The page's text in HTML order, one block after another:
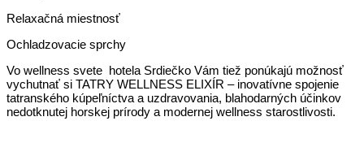
Relaxačná miestnosť
Ochladzovacie sprchy
Vo wellness svete hotela Srdiečko Vám tiež ponúkajú možnosť
vychutnať si TATRY WELLNESS ELIXÍR – inovatívne spojenie
tatranského kúpeľníctva a uzdravovania, blahodarných účinkov
nedotknutej horskej prírody a modernej wellness starostlivosti.